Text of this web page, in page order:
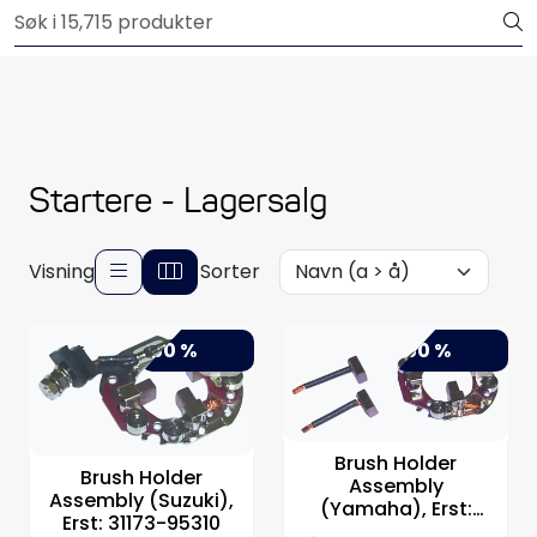
Skip to main content
Startere - Lagersalg
Visning Sorter
-50 %
Brush Holder
Assembly (Suzuki),
Erst: 31173-95310
-50 %
Brush Holder
Assembly
(Yamaha), Erst:
Motordeler
Propeller
Servicesett